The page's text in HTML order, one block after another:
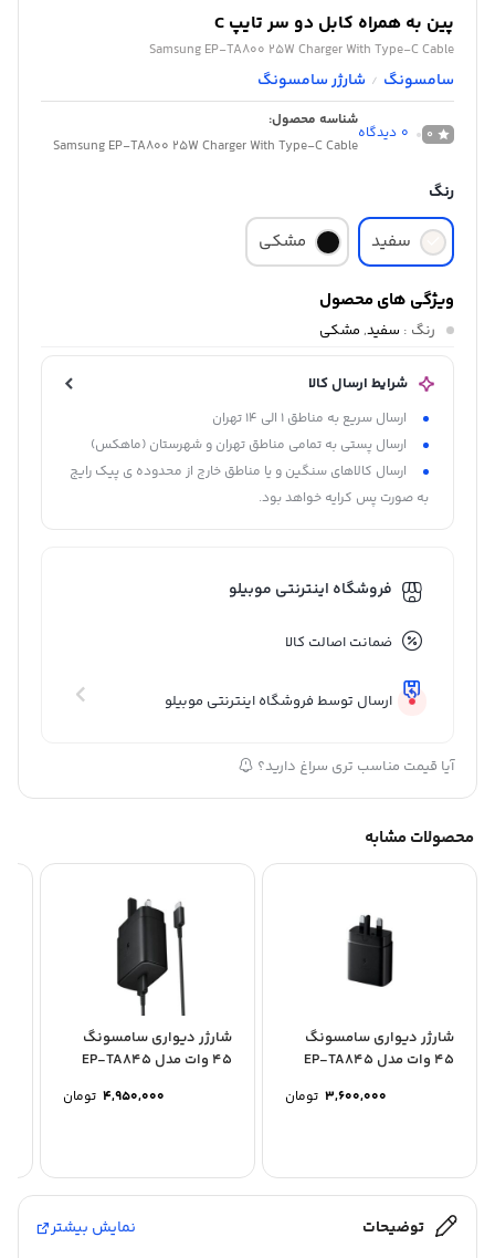
پین به همراه کابل دو سر تایپ C
Samsung EP-TA800 25W Charger With Type-C Cable
سامسونگ / شارژر سامسونگ
0
0 دیدگاه
شناسه محصول:
Samsung EP-TA800 25W Charger With Type-C Cable
رنگ
سفید مشکی
ویژگی های محصول
رنگ : سفید, مشکی
شرایط ارسال کالا
ارسال سریع به مناطق 1 الی 14 تهران
ارسال پستی به تمامی مناطق تهران و شهرستان (ماهکس)
ارسال کالاهای سنگین و یا مناطق خارج از محدوده ی پیک رایج
به صورت پس کرایه خواهد بود.
فروشگاه اینترنتی موبیلو
ضمانت اصالت کالا
ارسال توسط فروشگاه اینترنتی موبیلو
آیا قیمت مناسب تری سراغ دارید؟
محصولات مشابه
شارژر دیواری سامسونگ
45 وات مدل EP-TA845
3,600,000 تومان
شارژر دیواری سامسونگ
45 وات مدل EP-TA845
4,950,000 تومان
توضیحات نمایش بیشتر